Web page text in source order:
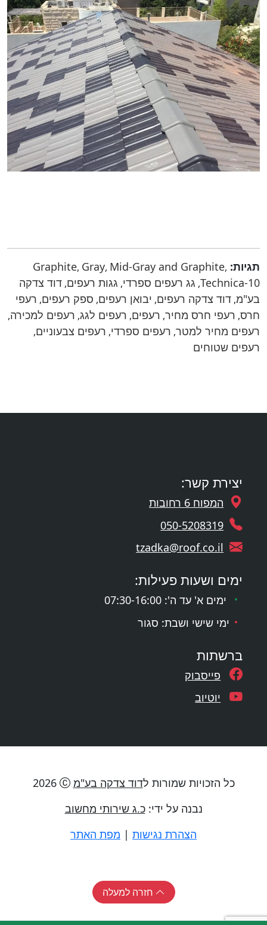
תגיות: Graphite, Gray, Mid-Gray and Graphite,
Technica-10
, גג רעפים ספרדי, גגות רעפים, דוד צדקה
בע"מ, דוד צדקה רעפים, יבואן רעפים, ספק רעפים, רעפי
חרס, רעפי חרס מחיר, רעפים, רעפים לגג, רעפים למכירה,
רעפים מחיר למטר, רעפים ספרדי, רעפים צבעוניים,
רעפים שטוחים
יצירת קשר:
המפוח 6 רחובות
050-5208319
tzadka@roof.co.il
ימים ושעות פעילות:
ימים א' עד ה': 07:30-16:00
ימי שישי ושבת: סגור
ברשתות
פייסבוק
יוטיוב
כל הזכויות שמורות לדוד צדקה בע"מ
2026
נבנה על ידי:כ.ג שירותי מחשוב
הצהרת נגישות | מפת האתר
חזרה למעלה